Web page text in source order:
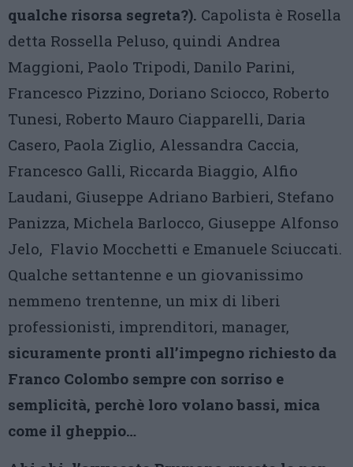
qualche risorsa segreta?). Capolista è Rosella
detta Rossella Peluso, quindi Andrea
Maggioni, Paolo Tripodi, Danilo Parini,
Francesco Pizzino, Doriano Sciocco, Roberto
Tunesi, Roberto Mauro Ciapparelli, Daria
Casero, Paola Ziglio, Alessandra Caccia,
Francesco Galli, Riccarda Biaggio, Alfio
Laudani, Giuseppe Adriano Barbieri, Stefano
Panizza, Michela Barlocco, Giuseppe Alfonso
Jelo, Flavio Mocchetti e Emanuele Sciuccati.
Qualche settantenne e un giovanissimo
nemmeno trentenne, un mix di liberi
professionisti, imprenditori, manager,
sicuramente pronti all’impegno richiesto da
Franco Colombo sempre con sorriso e
semplicità, perchè loro volano bassi, mica
come il gheppio…